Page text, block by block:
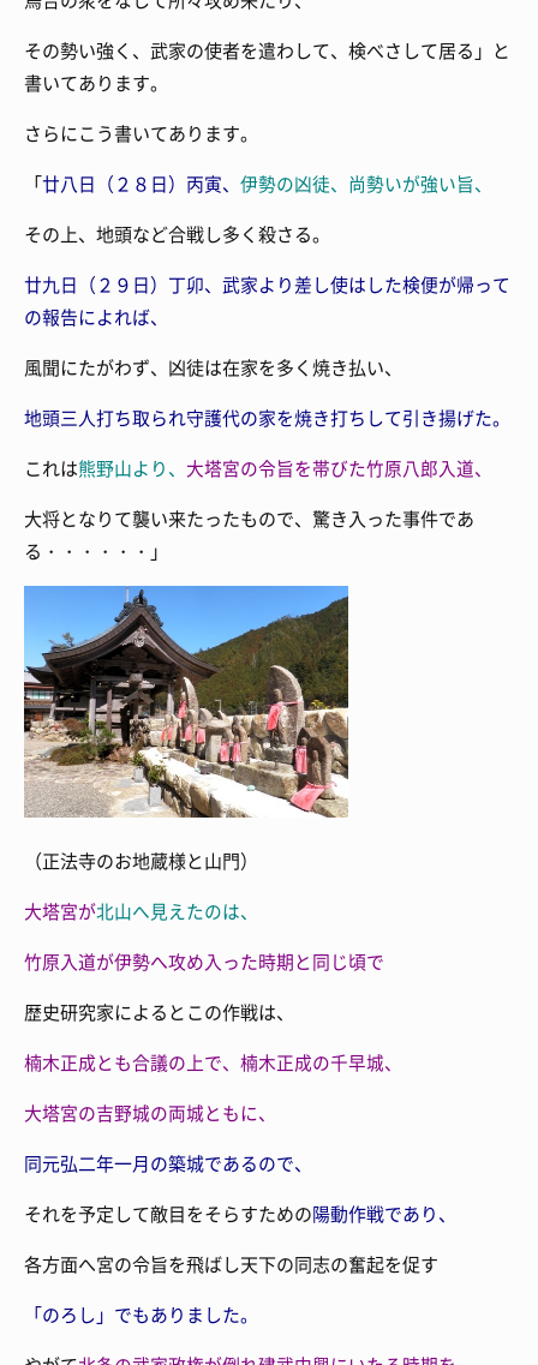
その勢い強く、武家の使者を遣わして、検べさして居る」と
書いてあります。
さらにこう書いてあります。
「廿八日（２８日）丙寅、 伊勢の凶徒、尚勢いが強い旨、
その上、地頭など合戦し多く殺さる。
廿九日（２９日）丁卯、武家より差し使はした検便が帰って
の報告によれば、
風聞にたがわず、凶徒は在家を多く焼き払い、
地頭三人打ち取られ守護代の家を焼き打ちして引き揚げた。
これは熊野山より、 大塔宮の令旨を帯びた竹原八郎入道、
大将となりて襲い来たったもので、驚き入った事件であ
る・・・・・・」
（正法寺のお地蔵様と山門）
大塔宮が北山へ見えたのは、
竹原入道が伊勢へ攻め入った時期と同じ頃で
歴史研究家によるとこの作戦は、
楠木正成とも合議の上で、 楠木正成の千早城、
大塔宮の吉野城の両城ともに、
同元弘二年一月の築城であるので、
それを予定して敵目をそらすための陽動作戦であり、
各方面へ宮の令旨を飛ばし天下の同志の奮起を促す
「のろし」でもありました。